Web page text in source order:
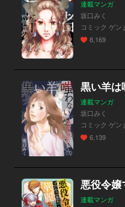
連載マンガ
坂口みく
コミック ゲン
8,169
黒い羊は
連載マンガ
坂口みく
コミック ゲン
6,139
連載マンガ